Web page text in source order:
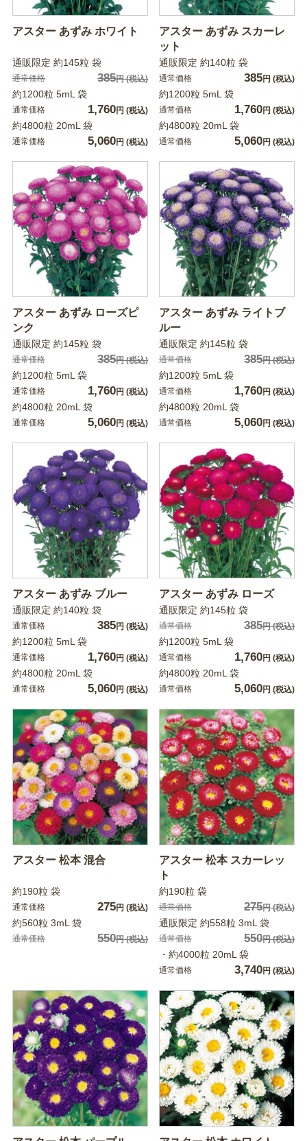
アスター あずみ ホワイト
通販限定 約145粒 袋
通常価格 385円(税込)
約1200粒 5mL 袋
通常価格 1,760円 (税込)
約4800粒 20mL 袋
通常価格 5,060円 (税込)
アスター あずみ スカーレ
ット
通販限定 約140粒 袋
通常価格 385円 (税込)
約1200粒 5mL 袋
通常価格 1,760円 (税込)
約4800粒 20mL 袋
通常価格 5,060円 (税込)
アスター あずみ ローズピ
ンク
通販限定 約145粒 袋
通常価格 385円(税込)
約1200粒 5mL 袋
通常価格 1,760円 (税込)
約4800粒 20mL 袋
通常価格 5,060円 (税込)
アスター あずみ ライトブ
ルー
通販限定 約145粒 袋
通常価格 385円(税込)
約1200粒 5mL 袋
通常価格 1,760円 (税込)
約4800粒 20mL 袋
通常価格 5,060円 (税込)
アスター あずみ ブルー
通販限定 約140粒 袋
通常価格 385円 (税込)
約1200粒 5mL 袋
通常価格 1,760円 (税込)
約4800粒 20mL 袋
通常価格 5,060円 (税込)
アスター あずみ ローズ
通販限定 約145粒 袋
通常価格 385円(税込)
約1200粒 5mL 袋
通常価格 1,760円 (税込)
約4800粒 20mL 袋
通常価格 5,060円 (税込)
アスター 松本 混合
約190粒 袋
通常価格 275円 (税込)
約560粒 3mL 袋
通常価格 550円(税込)
アスター 松本 スカーレッ
ト
約190粒 袋
通常価格 275円(税込)
通販限定 約558粒 3mL 袋
通常価格 550円(税込)
・約4000粒 20mL 袋
通常価格 3,740円 (税込)